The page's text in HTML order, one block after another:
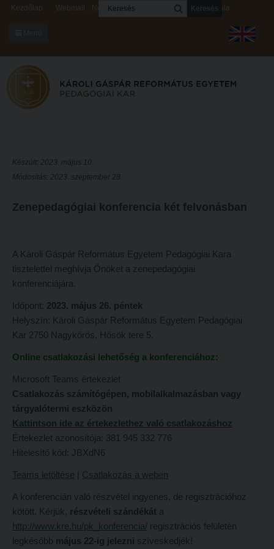
KARUNKRÓL
Dékáni Hivatal
Bizottságok
Hitélet
Gyakorlati és Továbbképzési Intézet
Minőségbiztosítás
Oktatóink
Nemzetközi mobilitás
Történeti áttekintés
Hasznos linkek
Református Pedagógiai Intézet
OKTATÁS
Képzési helyszínek
Nagykőrösi képzési hely
Kezdőlap Webmail Neptun Digitális rendszerek Kapcsolat
Keresés
KARUNKRÓL
Bizottságok
Hitélet
Intézetek
Hittanoktató- és Kántorképző Intézet
Minőségbiztosítás
Oktatóink
Szabályzatok
Rektori utasítások
Határozatok
Nemzetközi mobilitás
Történeti áttekintés
Hasznos linkek
Készült: 2023. május 10.
Módosítás: 2023. szeptember 28.
Zenepedagógiai konferencia két felvonásban
A Károli Gáspár Református Egyetem Pedagógiai Kara
tisztelettel meghívja Önöket a zenepedagógiai
konferenciájára.
Időpont: 2023. május 26. péntek
Helyszín: Károli Gáspár Református Egyetem Pedagógiai
Kar 2750 Nagykőrös, Hősök tere 5.
Online csatlakozási lehetőség a konferenciához:
Microsoft Teams értekezlet
Csatlakozás számítógépen, mobilalkalmazásban vagy
tárgyalótermi eszközön
Kattintson ide az értekezlethez való csatlakozáshoz
Értekezlet azonosítója: 381 945 332 776
Hitelesítő kód: JBXdN6
Teams letöltése Csatlakozás a weben
A konferencián való részvétel ingyenes, de regisztrációhoz
kötött. Kérjük, részvételi szándékát a
http://www.kre.hu/pk_konferencia/ regisztrációs felületén
legkésőbb május 22-ig jelezni szíveskedjék!